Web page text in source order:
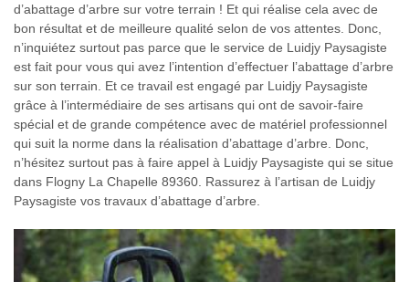
d’abattage d’arbre sur votre terrain ! Et qui réalise cela avec de
bon résultat et de meilleure qualité selon de vos attentes. Donc,
n’inquiétez surtout pas parce que le service de Luidjy Paysagiste
est fait pour vous qui avez l’intention d’effectuer l’abattage d’arbre
sur son terrain. Et ce travail est engagé par Luidjy Paysagiste
grâce à l’intermédiaire de ses artisans qui ont de savoir-faire
spécial et de grande compétence avec de matériel professionnel
qui suit la norme dans la réalisation d’abattage d’arbre. Donc,
n’hésitez surtout pas à faire appel à Luidjy Paysagiste qui se situe
dans Flogny La Chapelle 89360. Rassurez à l’artisan de Luidjy
Paysagiste vos travaux d’abattage d’arbre.